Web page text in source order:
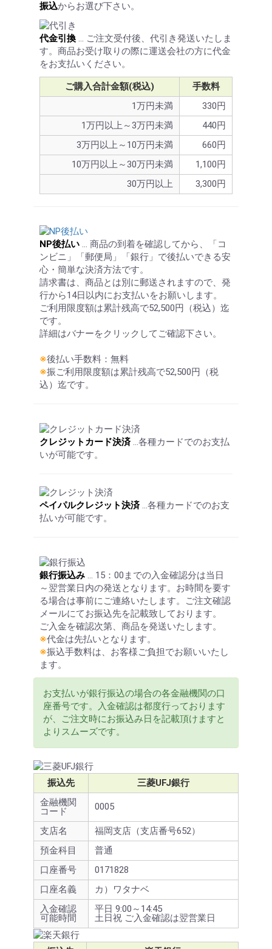
振込からお選び下さい。
代金引換 … ご注文受付後、代引き発送いたしま
す。商品お受け取りの際に運送会社の方に代金
をお支払いください。
ご購入合計金額(税込)
手数料
1万円未満
330円
1万円以上～3万円未満
440円
3万円以上～10万円未満
660円
10万円以上～30万円未満
1,100円
30万円以上
3,300円
NP後払い … 商品の到着を確認してから、「コ
ンビニ」「郵便局」「銀行」で後払いできる安
心・簡単な決済方法です。
請求書は、商品とは別に郵送されますので、発
行から14日以内にお支払いをお願いします。
ご利用限度額は累計残高で52,500円（税込）迄
です。
詳細はバナーをクリックしてご確認下さい。
※後払い手数料：無料
※振ご利用限度額は累計残高で52,500円（税
込）迄です。
クレジットカード決済…各種カードでのお支払
いが可能です。
ペイパルクレジット決済…各種カードでのお支
払いが可能です。
銀行振込み … 15：00までの入金確認分は当日
～翌営業日内の発送となります。お時間を要す
る場合は事前にご連絡いたします。ご注文確認
メールにてお振込先を記載致しております。
ご入金を確認次第、商品を発送いたします。
※代金は先払いとなります。
※振込手数料は、お客様ご負担でお願いいたし
ます。
お支払いが銀行振込の場合の各金融機関の口
座番号です。入金確認は都度行っております
が、ご注文時にお振込み日を記載頂けますと
よりスムーズです。
振込先
三菱UFJ銀行
金融機関
コード
0005
支店名
福岡支店（支店番号652）
預金科目
普通
口座番号
0171828
口座名義
カ）ワタナベ
入金確認
可能時間
平日 9:00～14:45
土日祝 ご入金確認は翌営業日